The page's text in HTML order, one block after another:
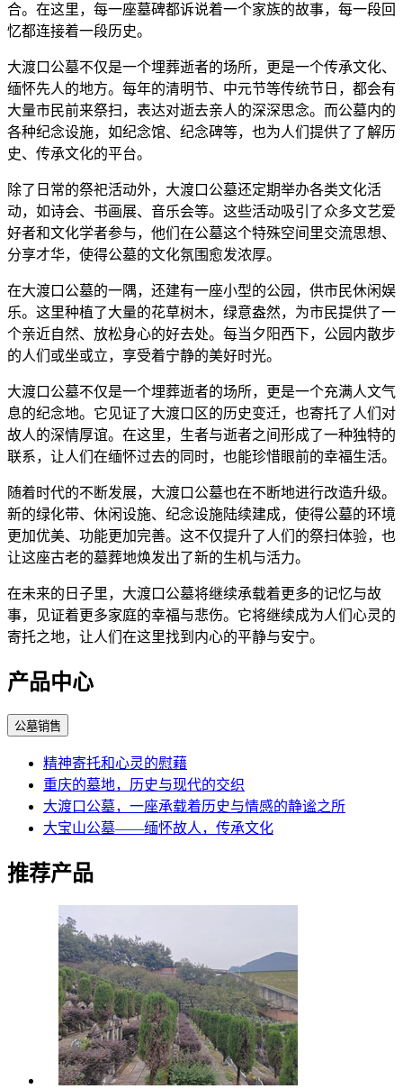
合。在这里，每一座墓碑都诉说着一个家族的故事，每一段回
忆都连接着一段历史。
大渡口公墓不仅是一个埋葬逝者的场所，更是一个传承文化、
缅怀先人的地方。每年的清明节、中元节等传统节日，都会有
大量市民前来祭扫，表达对逝去亲人的深深思念。而公墓内的
各种纪念设施，如纪念馆、纪念碑等，也为人们提供了了解历
史、传承文化的平台。
除了日常的祭祀活动外，大渡口公墓还定期举办各类文化活
动，如诗会、书画展、音乐会等。这些活动吸引了众多文艺爱
好者和文化学者参与，他们在公墓这个特殊空间里交流思想、
分享才华，使得公墓的文化氛围愈发浓厚。
在大渡口公墓的一隅，还建有一座小型的公园，供市民休闲娱
乐。这里种植了大量的花草树木，绿意盎然，为市民提供了一
个亲近自然、放松身心的好去处。每当夕阳西下，公园内散步
的人们或坐或立，享受着宁静的美好时光。
大渡口公墓不仅是一个埋葬逝者的场所，更是一个充满人文气
息的纪念地。它见证了大渡口区的历史变迁，也寄托了人们对
故人的深情厚谊。在这里，生者与逝者之间形成了一种独特的
联系，让人们在缅怀过去的同时，也能珍惜眼前的幸福生活。
随着时代的不断发展，大渡口公墓也在不断地进行改造升级。
新的绿化带、休闲设施、纪念设施陆续建成，使得公墓的环境
更加优美、功能更加完善。这不仅提升了人们的祭扫体验，也
让这座古老的墓葬地焕发出了新的生机与活力。
在未来的日子里，大渡口公墓将继续承载着更多的记忆与故
事，见证着更多家庭的幸福与悲伤。它将继续成为人们心灵的
寄托之地，让人们在这里找到内心的平静与安宁。
产品中心
公墓销售
精神寄托和心灵的慰藉
重庆的墓地，历史与现代的交织
大渡口公墓，一座承载着历史与情感的静谧之所
大宝山公墓——缅怀故人，传承文化
推荐产品